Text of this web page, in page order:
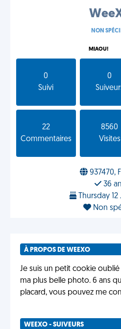
NON
MIAOU!
0
Suivi
0
22
Commentaires
8560
Visites
937470,
36
Thursday 12
Non
À PROPOS DE WEEXO
Je suis un petit cookie
ma plus belle photo. 6 ans
placard, vous pouvez me
WEEXO - SUIVEURS